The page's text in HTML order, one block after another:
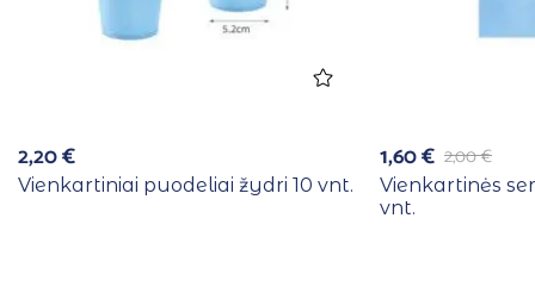
2,20€
Vienkartiniai puodeliai žydri 10 vnt.
2,00€
1,60€
Vienkartinės
vnt.